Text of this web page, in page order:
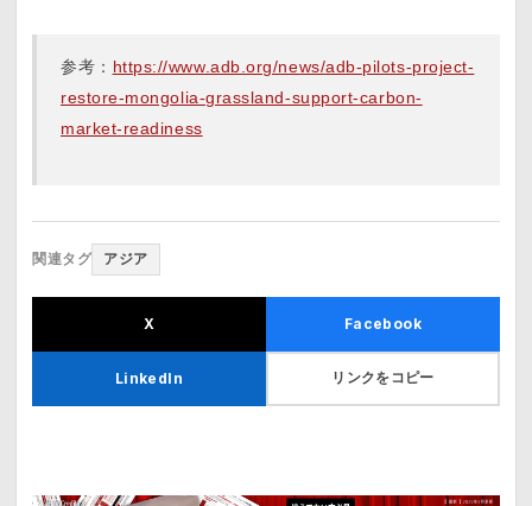
参考： https://www.adb.org/news/adb-pilots-project-
restore-mongolia-grassland-support-carbon-
market-readiness
関連タグ アジア
X Facebook
LinkedIn リンクをコピー